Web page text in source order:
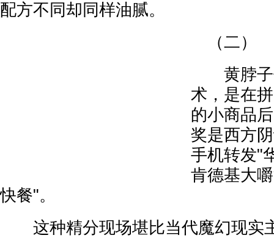
配方不同却同样油腻。
（二）
黄脖子
术，是在
的小商品
奖是西方
手机转发"
肯德基大
快餐"。
这种精分现场堪比当代魔幻现实